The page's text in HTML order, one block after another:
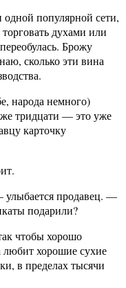
популярной сети,
духами или
Брожу
сколько эти вина
народа немного)
тридцати — это уже
карточку
продавец. —
подарили?
чтобы хорошо
хорошие сухие
в пределах тысячи